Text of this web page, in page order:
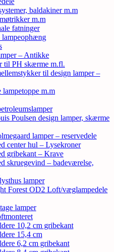
baldakiner m.m
m.m
fatninger
lampeophæng
– Antikke
til PH skærme m.fl.
til design lamper –
m.m
Poulsen design lamper, skærme
lamper – reservedele
center hul – Lysekroner
gribekant – Krave
skruegevind – badeværelse,
lamper
Forest OD2 Loft/væglampedele
lamper
10,2 cm gribekant
15,4 cm
6,2 cm gribekant